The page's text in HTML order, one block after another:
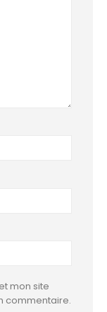
mon site
commentaire.